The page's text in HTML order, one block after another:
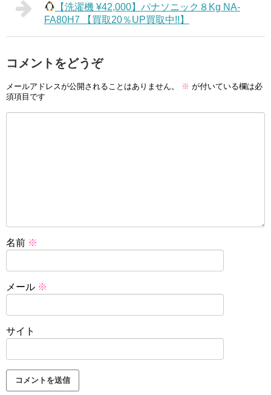
【洗濯機 ¥42,000】パナソニック８Kg NA-
FA80H7 【買取20％UP買取中!!】
コメントをどうぞ
メールアドレスが公開されることはありません。 ※ が付いている欄は必
須項目です
名前 ※
メール ※
サイト